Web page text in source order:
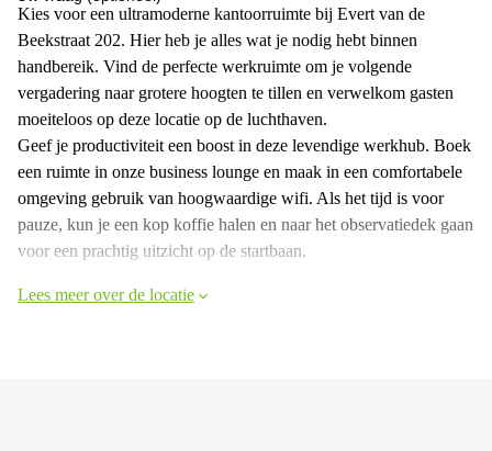
Kies voor een ultramoderne kantoorruimte bij Evert van de
Beekstraat 202. Hier heb je alles wat je nodig hebt binnen
handbereik. Vind de perfecte werkruimte om je volgende
vergadering naar grotere hoogten te tillen en verwelkom gasten
moeiteloos op deze locatie op de luchthaven.
Geef je productiviteit een boost in deze levendige werkhub. Boek
een ruimte in onze business lounge en maak in een comfortabele
omgeving gebruik van hoogwaardige wifi. Als het tijd is voor
pauze, kun je een kop koffie halen en naar het observatiedek gaan
voor een prachtig uitzicht op de startbaan.
Lees meer over de locatie